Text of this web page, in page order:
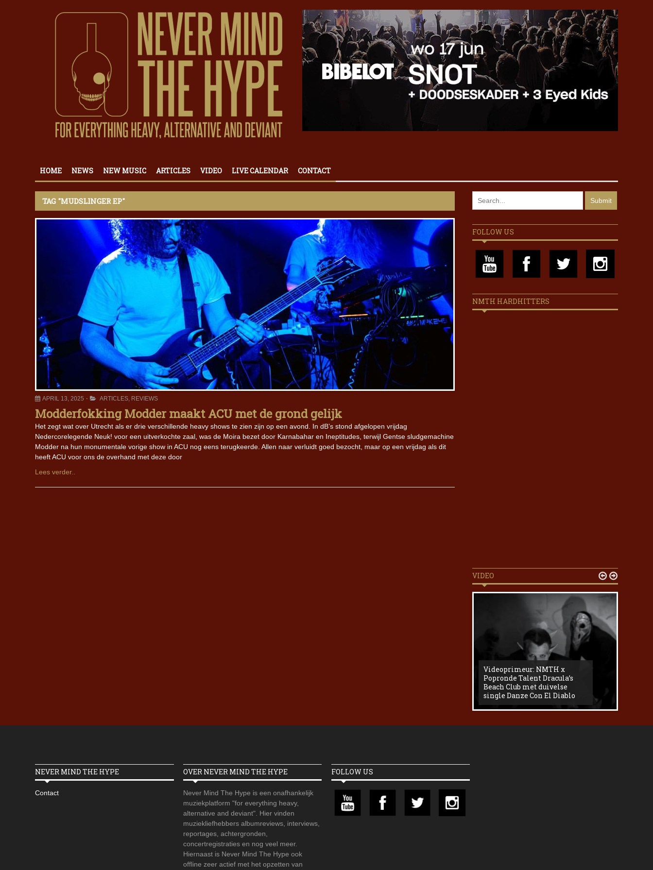
HOME NEWS NEW MUSIC ARTICLES VIDEO LIVE CALENDAR CONTACT
TAG "MUDSLINGER EP"
APRIL 13, 2025 ARTICLES, REVIEWS
Modderfokking Modder maakt ACU met de grond gelijk
Het zegt wat over Utrecht als er drie verschillende heavy shows te zien zijn op een avond. In dB’s stond afgelopen vrijdag
Nedercorelegende Neuk! voor een uitverkochte zaal, was de Moira bezet door Karnabahar en Ineptitudes, terwijl Gentse sludgemachine
Modder na hun monumentale vorige show in ACU nog eens terugkeerde. Allen naar verluidt goed bezocht, maar op een vrijdag als dit
heeft ACU voor ons de overhand met deze door
Lees verder..
FOLLOW US
NMTH HARDHITTERS
VIDEO
Videoprimeur: NMTH x
Popronde Talent Dracula’s
Beach Club met duivelse
single Danze Con El Diablo
 
NEVER MIND THE HYPE
Contact
OVER NEVER MIND THE HYPE
Never Mind The Hype is een onafhankelijk
muziekplatform "for everything heavy,
alternative and deviant". Hier vinden
muziekliefhebbers albumreviews, interviews,
reportages, achtergronden,
concertregistraties en nog veel meer.
Hiernaast is Never Mind The Hype ook
offline zeer actief met het opzetten van
FOLLOW US